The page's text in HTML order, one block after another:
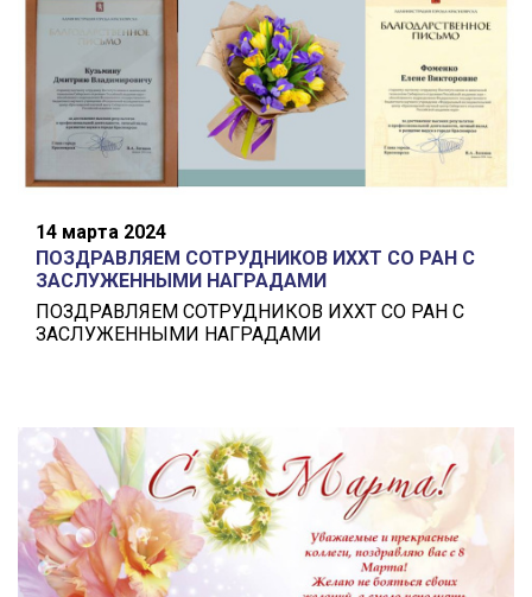
14 марта 2024
ПОЗДРАВЛЯЕМ СОТРУДНИКОВ ИХХТ СО РАН С
ЗАСЛУЖЕННЫМИ НАГРАДАМИ
ПОЗДРАВЛЯЕМ СОТРУДНИКОВ ИХХТ СО РАН С
ЗАСЛУЖЕННЫМИ НАГРАДАМИ